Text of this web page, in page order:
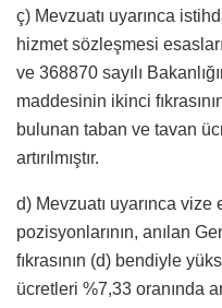
ç) Mevzuatı uyarınca
hizmet sözleşmesi
ve 368870 sayılı
maddesinin ikinci
bulunan taban ve tavan
artırılmıştır.
d) Mevzuatı uyarınca
pozisyonlarının, anılan
fıkrasının (d) bendiyle
ücretleri %7,33 oranında